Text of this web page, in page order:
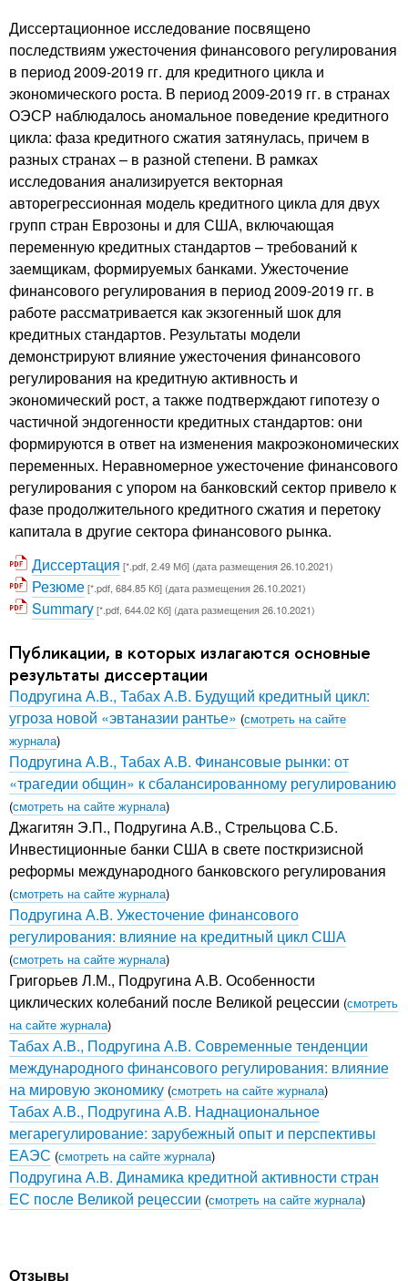
Диссертационное исследование посвящено
последствиям ужесточения финансового регулирования
в период 2009-2019 гг. для кредитного цикла и
экономического роста. В период 2009-2019 гг. в странах
ОЭСР наблюдалось аномальное поведение кредитного
цикла: фаза кредитного сжатия затянулась, причем в
разных странах – в разной степени. В рамках
исследования анализируется векторная
авторегрессионная модель кредитного цикла для двух
групп стран Еврозоны и для США, включающая
переменную кредитных стандартов – требований к
заемщикам, формируемых банками. Ужесточение
финансового регулирования в период 2009-2019 гг. в
работе рассматривается как экзогенный шок для
кредитных стандартов. Результаты модели
демонстрируют влияние ужесточения финансового
регулирования на кредитную активность и
экономический рост, а также подтверждают гипотезу о
частичной эндогенности кредитных стандартов: они
формируются в ответ на изменения макроэкономических
переменных. Неравномерное ужесточение финансового
регулирования с упором на банковский сектор привело к
фазе продолжительного кредитного сжатия и перетоку
капитала в другие сектора финансового рынка.
Диссертация [*.pdf, 2.49 Мб] (дата размещения 26.10.2021)
Резюме[*.pdf, 684.85 Кб] (дата размещения 26.10.2021)
Summary[*.pdf, 644.02 Кб] (дата размещения 26.10.2021)
Публикации, в которых излагаются основные
результаты диссертации
Подругина А.В., Табах А.В. Будущий кредитный цикл:
угроза новой «эвтаназии рантье» (смотреть на сайте
журнала)
Подругина А.В., Табах А.В. Финансовые рынки: от
«трагедии общин» к сбалансированному регулированию
(смотреть на сайте журнала)
Джагитян Э.П., Подругина А.В., Стрельцова С.Б.
Инвестиционные банки США в свете посткризисной
реформы международного банковского регулирования
(смотреть на сайте журнала)
Подругина А.В. Ужесточение финансового
регулирования: влияние на кредитный цикл США
(смотреть на сайте журнала)
Григорьев Л.М., Подругина А.В. Особенности
циклических колебаний после Великой рецессии (смотреть
на сайте журнала)
Табах А.В., Подругина А.В. Современные тенденции
международного финансового регулирования: влияние
на мировую экономику (смотреть на сайте журнала)
Табах А.В., Подругина А.В. Наднациональное
мегарегулирование: зарубежный опыт и перспективы
ЕАЭС (смотреть на сайте журнала)
Подругина А.В. Динамика кредитной активности стран
ЕС после Великой рецессии (смотреть на сайте журнала)
Отзывы